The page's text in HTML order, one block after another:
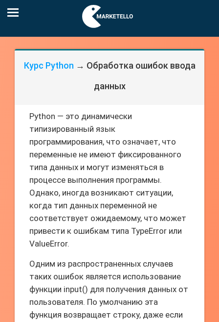
Курс Python → Обработка ошибок ввода
данных
Python — это динамически
типизированный язык
программирования, что означает, что
переменные не имеют фиксированного
типа данных и могут изменяться в
процессе выполнения программы.
Однако, иногда возникают ситуации,
когда тип данных переменной не
соответствует ожидаемому, что может
привести к ошибкам типа TypeError или
ValueError.
Одним из распространенных случаев
таких ошибок является использование
функции input() для получения данных от
пользователя. По умолчанию эта
функция возвращает строку, даже если